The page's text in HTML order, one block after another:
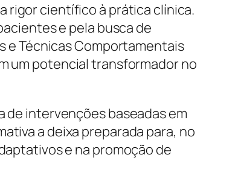
rigor científico à prática clínica.
e pela busca de
e Técnicas Comportamentais
um potencial transformador no
de intervenções baseadas em
a deixa preparada para, no
e na promoção de